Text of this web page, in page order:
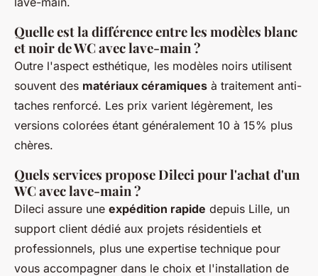
Quelle est la différence entre les modèles blanc
et noir de WC avec lave-main ?
Outre l'aspect esthétique, les modèles noirs utilisent
souvent des matériaux céramiques à traitement anti-
taches renforcé. Les prix varient légèrement, les
versions colorées étant généralement 10 à 15% plus
chères.
Quels services propose Dileci pour l'achat d'un
WC avec lave-main ?
Dileci assure une expédition rapide depuis Lille, un
support client dédié aux projets résidentiels et
professionnels, plus une expertise technique pour
vous accompagner dans le choix et l'installation de